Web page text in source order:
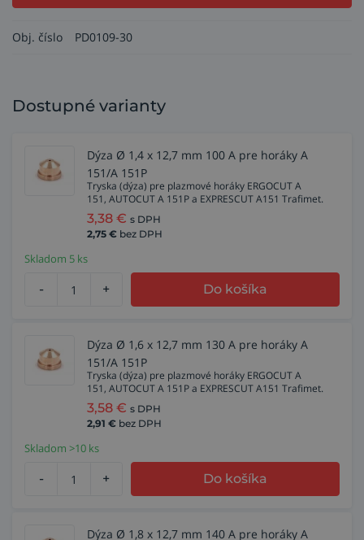
Obj. číslo PD0109-30
Dostupné varianty
Dýza Ø 1,4 x 12,7 mm 100 A pre horáky A
151/A 151P
Tryska (dýza) pre plazmové horáky ERGOCUT A
151, AUTOCUT A 151P a EXPRESCUT A151 Trafimet.
3,38 € s DPH
2,75 € bez DPH
Skladom 5 ks
- + Do košíka
Dýza Ø 1,6 x 12,7 mm 130 A pre horáky A
151/A 151P
Tryska (dýza) pre plazmové horáky ERGOCUT A
151, AUTOCUT A 151P a EXPRESCUT A151 Trafimet.
3,58 € s DPH
2,91 € bez DPH
Skladom >10 ks
- + Do košíka
Dýza Ø 1,8 x 12,7 mm 140 A pre horáky A